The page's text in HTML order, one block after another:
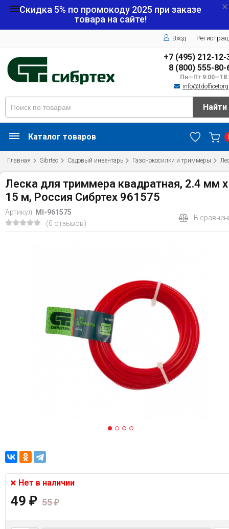
Скидка 5% по промокоду 2025 при заказе
товара на сайте!
Вход
+7 (495) 212-12-
8 (800) 555-80-
Пн—Пт
Найти
Каталог товаров
Главная Sibrtec Садовый инвентарь Газонокосилки и триммеры
Леска для триммера квадратная, 2.4 мм х
15 м, Россия Сибртех 961575
Артикул: MI-961575
(0 отзывов)
В
Нет в наличии
49 ₽ 55₽